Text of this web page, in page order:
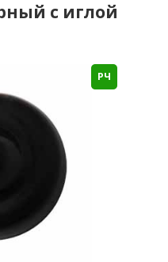
с иглой
РЧ